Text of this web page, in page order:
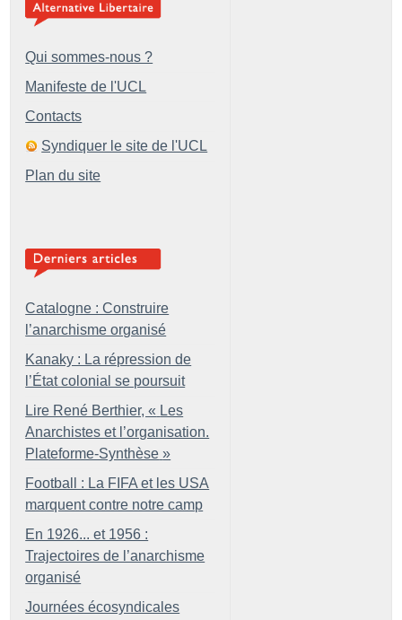
Qui sommes-nous ?
Manifeste de l'UCL
Contacts
Syndiquer le site de l'UCL
Plan du site
Catalogne : Construire
l’anarchisme organisé
Kanaky : La répression de
l’État colonial se poursuit
Lire René Berthier, « Les
Anarchistes et l’organisation.
Plateforme-Synthèse »
Football : La FIFA et les USA
marquent contre notre camp
En 1926... et 1956 :
Trajectoires de l’anarchisme
organisé
Journées écosyndicales